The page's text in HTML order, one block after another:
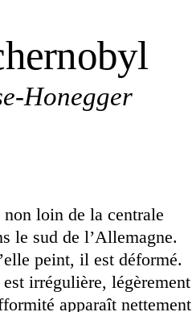
non loin de la centrale
le sud de l’Allemagne.
peint, il est déformé.
irrégulière, légèrement
apparaît nettement